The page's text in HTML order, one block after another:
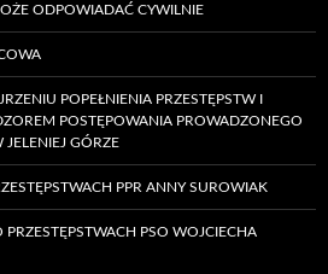
ODPOWIADAĆ CYWILNIE
POPEŁNIENIA PRZESTĘPSTW I
POSTĘPOWANIA PROWADZONEGO
JELENIEJ GÓRZE
PPR ANNY SUROWIAK
PSO WOJCIECHA